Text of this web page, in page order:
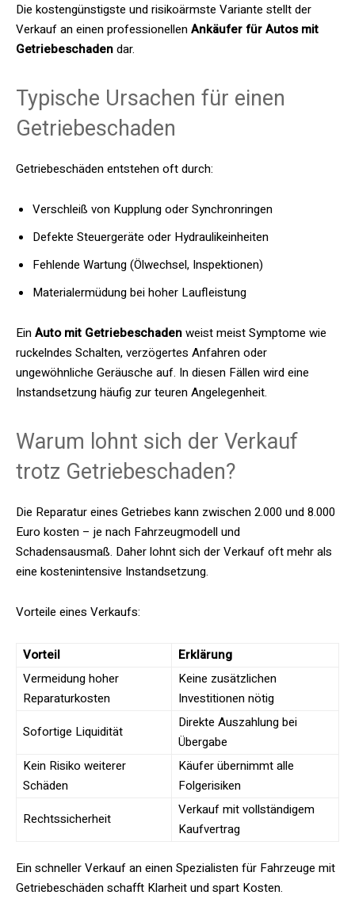
Die kostengünstigste und risikoärmste Variante stellt der
Verkauf an einen professionellenAnkäufer für Autos mit
Getriebeschadendar.
Typische Ursachen für einen
Getriebeschaden
Getriebeschäden entstehen oft durch:
Verschleiß von Kupplung oder Synchronringen
Defekte Steuergeräte oder Hydraulikeinheiten
Fehlende Wartung (Ölwechsel, Inspektionen)
Materialermüdung bei hoher Laufleistung
EinAuto mit Getriebeschadenweist meist Symptome wie
ruckelndes Schalten, verzögertes Anfahren oder
ungewöhnliche Geräusche auf. In diesen Fällen wird eine
Instandsetzung häufig zur teuren Angelegenheit.
Warum lohnt sich der Verkauf
trotz Getriebeschaden?
Die Reparatur eines Getriebes kann zwischen 2.000 und 8.000
Euro kosten – je nach Fahrzeugmodell und
Schadensausmaß. Daher lohnt sich der Verkauf oft mehr als
eine kostenintensive Instandsetzung.
Vorteile eines Verkaufs:
Vorteil
Erklärung
Vermeidung hoher
Reparaturkosten
Keine zusätzlichen
Investitionen nötig
Sofortige Liquidität
Direkte Auszahlung bei
Übergabe
Kein Risiko weiterer
Schäden
Käufer übernimmt alle
Folgerisiken
Rechtssicherheit
Verkauf mit vollständigem
Kaufvertrag
Ein schneller Verkauf an einen Spezialisten für Fahrzeuge mit
Getriebeschäden schafft Klarheit und spart Kosten.